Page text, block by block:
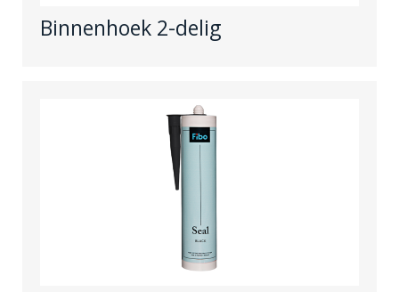
Binnenhoek 2-delig